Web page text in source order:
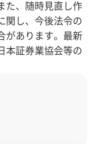
た、随時見直し作
関し、今後法令の
があります。最新
本証券業協会等の